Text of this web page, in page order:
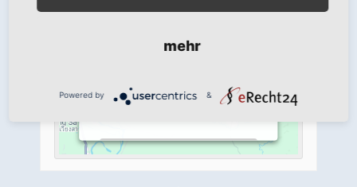
Drittanbieters, um Karteninhalte
Daten zu Ihren Aktivitäten sammeln.
Service zu, um diese Karte
Mehr Informationen
mehr
Powered by &